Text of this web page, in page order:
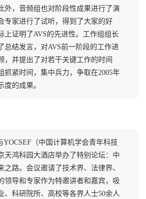
外，音频组也对阶段性成果进行了演
专家进行了试听，得到了大家的好
上证明了AVS的先进性。工作组组长
总结发言，对AVS前一阶段的工作进
，并提出了对若干关键工作的时间
抓紧时间，集中兵力，争取在2005年
度的成果。
YOCSEF（中国计算机学会青年科技
天鸿科园大酒店举办了特别论坛：中
之路。会议邀请了技术界、法律界、
领导和专家作为特邀讲者和嘉宾，吸
、科研院所、高校等各界人士50余人